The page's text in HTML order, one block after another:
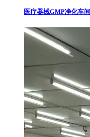
医疗器械GMP净化车